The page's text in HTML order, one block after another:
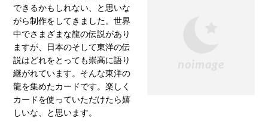
できるかもしれない、と思いな
がら制作をしてきました。世界
中でさまざまな龍の伝説があり
ますが、日本のそして東洋の伝
説はどれをとっても崇高に語り
継がれています。そんな東洋の
龍を集めたカードです。楽しく
カードを使っていただけたら嬉
しいな、と思います。